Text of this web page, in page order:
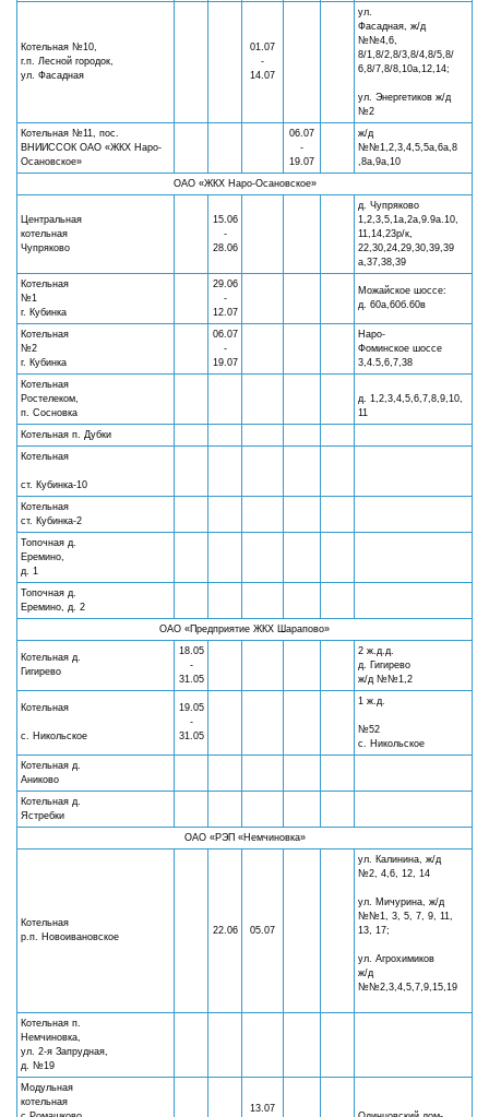
Котельная №10,
г.п. Лесной городок,
ул. Фасадная
01.07
-
14.07
ул.
Фасадная, ж/д
№№4,6,
8/1,8/2,8/3,8/4,8/5,8/
6,8/7,8/8,10а,12,14;
ул. Энергетиков ж/д
№2
Котельная №11, пос.
ВНИИССОК ОАО «ЖКХ Наро-
Осановское»
06.07
-
19.07
ж/д
№№1,2,3,4,5,5а,6а,8
,8а,9а,10
ОАО «ЖКХ Наро-Осановское»
Центральная
котельная
Чупряково
15.06
-
28.06
д. Чупряково
1,2,3,5,1а,2а,9.9а.10,
11,14,23р/к,
22,30,24,29,30,39,39
а,37,38,39
Котельная
№1
г. Кубинка
29.06
-
12.07
Можайское шоссе:
д. 60а,60б.60в
Котельная
№2
г. Кубинка
06.07
-
19.07
Наро-
Фоминское шоссе
3,4.5,6,7,38
Котельная
Ростелеком,
п. Сосновка
д. 1,2,3,4,5,6,7,8,9,10,
11
Котельная п. Дубки
Котельная
ст. Кубинка-10
Котельная
ст. Кубинка-2
Топочная д.
Еремино,
д. 1
Топочная д.
Еремино, д. 2
ОАО «Предприятие ЖКХ Шарапово»
Котельная д.
Гигирево
18.05
-
31.05
2 ж.д.д.
д. Гигирево
ж/д №№1,2
Котельная
с. Никольское
19.05
-
31.05
1 ж.д.
№52
с. Никольское
Котельная д.
Аниково
Котельная д.
Ястребки
ОАО «РЭП «Немчиновка»
Котельная
р.п. Новоивановское
22.06 05.07
ул. Калинина, ж/д
№2, 4,6, 12, 14
ул. Мичурина, ж/д
№№1, 3, 5, 7, 9, 11,
13, 17;
ул. Агрохимиков
ж/д
№№2,3,4,5,7,9,15,19
Котельная п.
Немчиновка,
ул. 2-я Запрудная,
д. №19
Модульная
котельная
13.07